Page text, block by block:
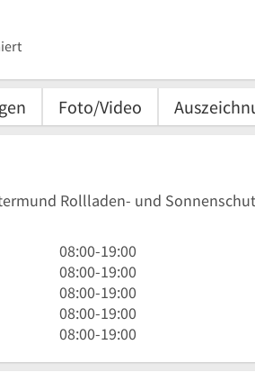
Foto/Video
Rollladen- und
8
Uhr
bis
19
Uhr
08:00-19:00
8
Uhr
bis
19
08:00-19:00
8
Uhr
bis
08:00-19:00
8
Uhr
08:00-19:00
8
08:00-19:00